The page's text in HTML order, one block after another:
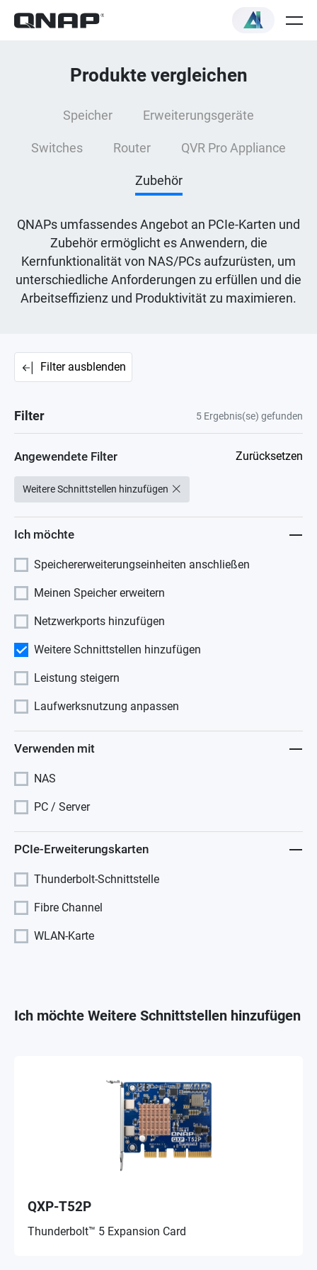
Produkte vergleichen
Speicher Erweiterungsgeräte
Switches Router QVR Pro Appliance
Zubehör
QNAPs umfassendes Angebot an PCIe-Karten und
Zubehör ermöglicht es Anwendern, die
Kernfunktionalität von NAS/PCs aufzurüsten, um
unterschiedliche Anforderungen zu erfüllen und die
Arbeitseffizienz und Produktivität zu maximieren.
Filter ausblenden
Filter 5 Ergebnis(se) gefunden
Angewendete Filter Zurücksetzen
Weitere Schnittstellen hinzufügen
Ich möchte
Speichererweiterungseinheiten anschließen
Meinen Speicher erweitern
Netzwerkports hinzufügen
Weitere Schnittstellen hinzufügen
Leistung steigern
Laufwerksnutzung anpassen
Verwenden mit
NAS
PC / Server
PCIe-Erweiterungskarten
Thunderbolt-Schnittstelle
Fibre Channel
WLAN-Karte
Ich möchte Weitere Schnittstellen hinzufügen
QXP-T52P
Thunderbolt™ 5 Expansion Card